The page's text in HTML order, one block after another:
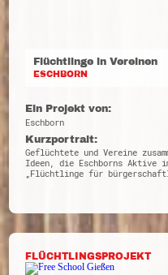
Flüchtlinge in Vereinen
ESCHBORN
Ein Projekt von:
Eschborn
Kurzportrait:
Geflüchtete und Vereine
Ideen, die Eschborns Aktive
„Flüchtlinge für
FLÜCHTLINGSPROJEKT